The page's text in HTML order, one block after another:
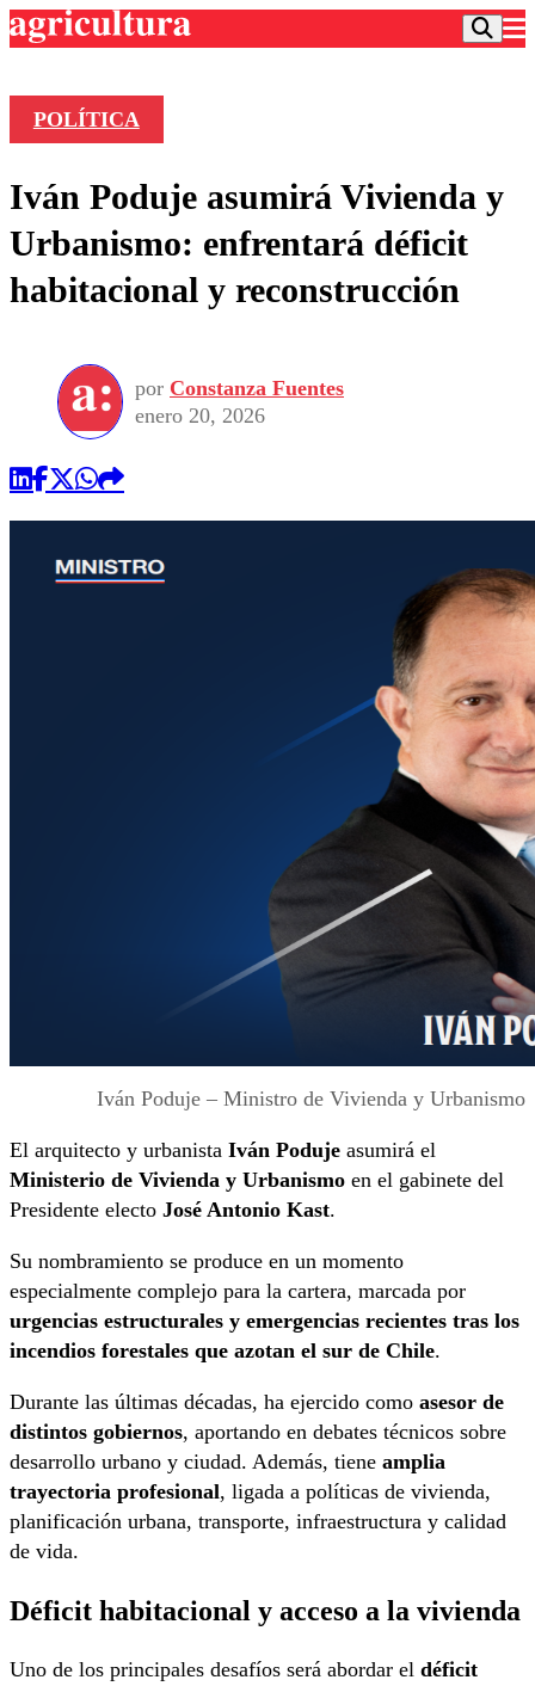
Frecuencias
Agricultura TV
Deportes
Colo Colo
Seleccion Chilena
Torneo Internacional
Universidad de Chile
Entretención
Economía
Internacional
Sustentabilidad
Publicaciones en medios
Opinión
POLÍTICA
Iván Poduje asumirá Vivienda y
Urbanismo: enfrentará déficit
habitacional y reconstrucción
por Constanza Fuentes
enero 20, 2026
Iván Poduje – Ministro de Vivienda y Urbanismo
El arquitecto y urbanista Iván Poduje asumirá el
Ministerio de Vivienda y Urbanismo en el gabinete del
Presidente electo José Antonio Kast.
Su nombramiento se produce en un momento
especialmente complejo para la cartera, marcada por
urgencias estructurales y emergencias recientes tras los
incendios forestales que azotan el sur de Chile.
Durante las últimas décadas, ha ejercido como asesor de
distintos gobiernos, aportando en debates técnicos sobre
desarrollo urbano y ciudad. Además, tiene amplia
trayectoria profesional, ligada a políticas de vivienda,
planificación urbana, transporte, infraestructura y calidad
de vida.
Déficit habitacional y acceso a la vivienda
Uno de los principales desafíos será abordar el déficit